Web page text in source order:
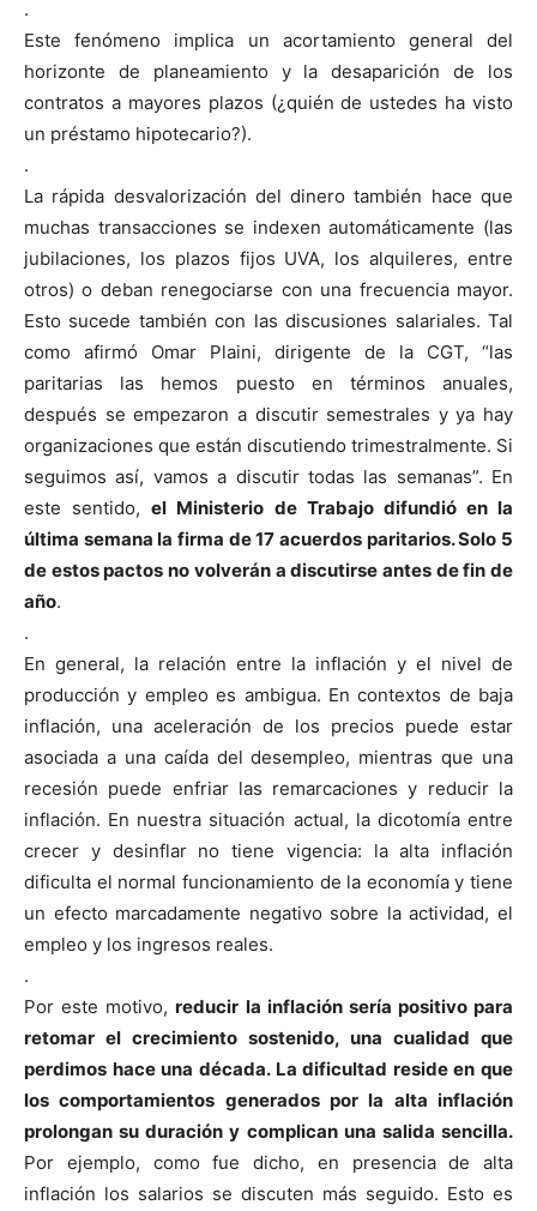
.
Este fenómeno implica un acortamiento general del
horizonte de planeamiento y la desaparición de los
contratos a mayores plazos (¿quién de ustedes ha visto
un préstamo hipotecario?).
.
La rápida desvalorización del dinero también hace que
muchas transacciones se indexen automáticamente (las
jubilaciones, los plazos fijos UVA, los alquileres, entre
otros) o deban renegociarse con una frecuencia mayor.
Esto sucede también con las discusiones salariales. Tal
como afirmó Omar Plaini, dirigente de la CGT, “las
paritarias las hemos puesto en términos anuales,
después se empezaron a discutir semestrales y ya hay
organizaciones que están discutiendo trimestralmente. Si
seguimos así, vamos a discutir todas las semanas”. En
este sentido,el Ministerio de Trabajo difundió en la
última semana la firma de 17 acuerdos paritarios. Solo 5
de estos pactos no volverán a discutirse antes de fin de
año.
.
En general, la relación entre la inflación y el nivel de
producción y empleo es ambigua. En contextos de baja
inflación, una aceleración de los precios puede estar
asociada a una caída del desempleo, mientras que una
recesión puede enfriar las remarcaciones y reducir la
inflación. En nuestra situación actual, la dicotomía entre
crecer y desinflar no tiene vigencia: la alta inflación
dificulta el normal funcionamiento de la economía y tiene
un efecto marcadamente negativo sobre la actividad, el
empleo y los ingresos reales.
.
Por este motivo,reducir la inflación sería positivo para
retomar el crecimiento sostenido, una cualidad que
perdimos hace una década. La dificultad reside en que
los comportamientos generados por la alta inflación
prolongan su duración y complican una salida sencilla.
Por ejemplo, como fue dicho, en presencia de alta
inflación los salarios se discuten más seguido. Esto es